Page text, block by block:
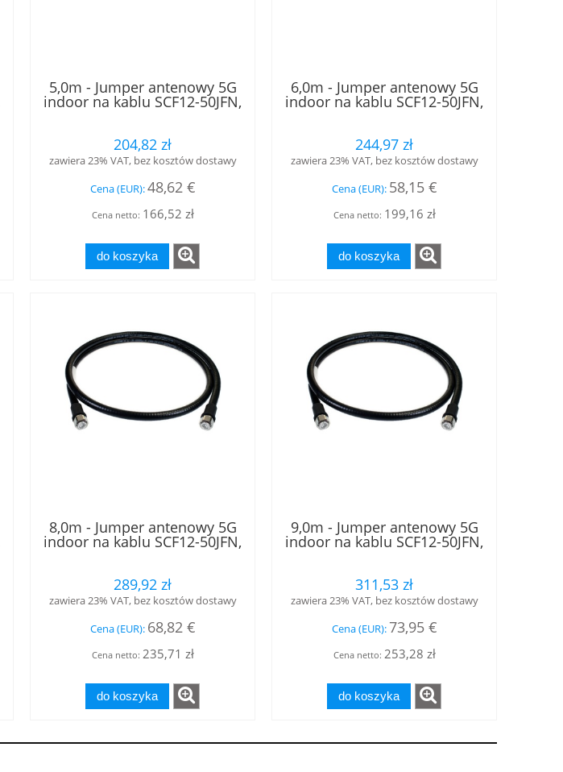
5,0m - Jumper antenowy 5G
indoor na kablu SCF12-50JFN,
w klasie B2ca, złącza 4.3-10
PIM, RFS
204,82 zł
zawiera 23% VAT, bez kosztów dostawy
Cena (EUR):48,62 €
Cena netto: 166,52 zł
do koszyka
6,0m - Jumper antenowy 5G
indoor na kablu SCF12-50JFN,
w klasie B2ca, złącza 4.3-10
PIM, RFS
244,97 zł
zawiera 23% VAT, bez kosztów dostawy
Cena (EUR): 58,15 €
Cena netto: 199,16 zł
do koszyka
8,0m - Jumper antenowy 5G
indoor na kablu SCF12-50JFN,
w klasie B2ca, złącza 4.3-10
PIM, RFS
289,92 zł
zawiera 23% VAT, bez kosztów dostawy
Cena (EUR): 68,82 €
Cena netto: 235,71 zł
do koszyka
9,0m - Jumper antenowy 5G
indoor na kablu SCF12-50JFN,
w klasie B2ca, złącza 4.3-10
PIM, RFS
311,53 zł
zawiera 23% VAT, bez kosztów dostawy
Cena (EUR):73,95 €
Cena netto: 253,28 zł
do koszyka